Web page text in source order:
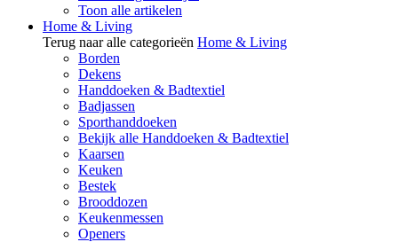
Toon alle artikelen
Home & Living
Terug naar alle categorieën Home & Living
Borden
Dekens
Handdoeken & Badtextiel
Badjassen
Sporthanddoeken
Bekijk alle Handdoeken & Badtextiel
Kaarsen
Keuken
Bestek
Brooddozen
Keukenmessen
Openers